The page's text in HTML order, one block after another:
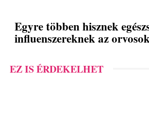
Egyre többen hisznek
influenszereknek az
EZ IS ÉRDEKELHET